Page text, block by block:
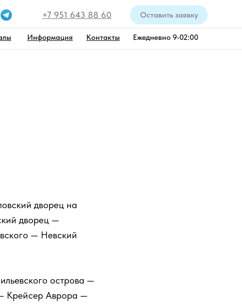
Контакты
Информация
+7 951 643 88 60
Ежедневно 9-02:00
Оставить заявку
дворец на
дворец —
— Невский
острова —
Крейсер Аврора —